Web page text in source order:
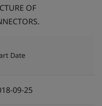
OF
Date
09-25